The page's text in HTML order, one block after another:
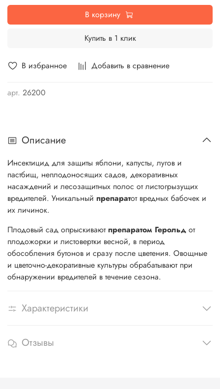
В избранное Добавить в сравнение
арт. 26200
В корзину
Купить в 1 клик
Описание
Инсектицид для защиты яблони, капусты, лугов и
пастбищ, неплодоносящих садов, декоративных
насаждений и лесозащитных полос от листогрызущих
вредителей. Уникальный препаратот вредных бабочек и
их личинок.
Плодовый сад опрыскивают препаратом Герольд от
плодожорки и листовертки весной, в период
обособления бутонов и сразу после цветения. Овощные
и цветочно-декоративные культуры обрабатывают при
обнаружении вредителей в течение сезона.
Характеристики
Отзывы